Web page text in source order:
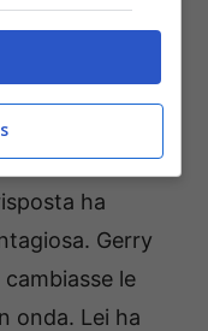
lui. E lei,
con una
delle figure più
ha
Gerry
le
onda. Lei ha